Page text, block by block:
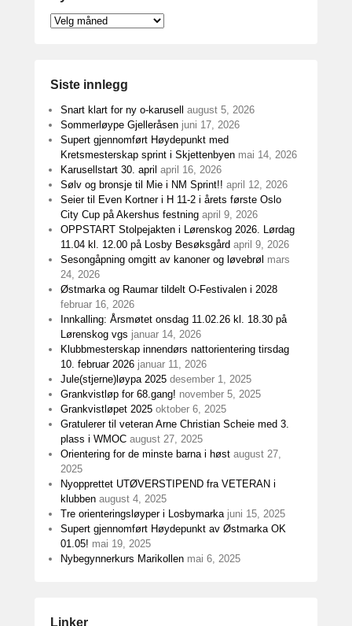
Nyhetsarkiv
Siste innlegg
Snart klart for ny o-karusell
august 5, 2026
Sommerløype Gjelleråsen juni 17, 2026
Supert gjennomført Høydepunkt med
Kretsmesterskap sprint i Skjettenbyen mai 14, 2026
Karusellstart 30. april april 16, 2026
Sølv og bronsje til Mie i NM Sprint!! april 12, 2026
Seier til Even Kortner i H 11-2 i årets første Oslo
City Cup på Akershus festning april 9, 2026
OPPSTART Stolpejakten i Lørenskog 2026. Lørdag
11.04 kl. 12.00 på Losby Besøksgård april 9, 2026
Sesongåpning omgitt av kanoner og løvebrøl mars
24, 2026
Østmarka og Raumar tildelt O-Festivalen i 2028
februar 16, 2026
Innkalling: Årsmøtet onsdag 11.02.26 kl. 18.30 på
Lørenskog vgs januar 14, 2026
Klubbmesterskap innendørs nattorientering tirsdag
10. februar 2026 januar 11, 2026
Jule(stjerne)løypa 2025 desember 1, 2025
Grankvistløp for 68.gang! november 5, 2025
Grankvistløpet 2025 oktober 6, 2025
Gratulerer til veteran Arne Christian Scheie med 3.
plass i WMOC august 27, 2025
Orientering for de minste barna i høst august 27,
2025
Nyopprettet UTØVERSTIPEND fra VETERAN i
klubben august 4, 2025
Tre orienteringsløyper i Losbymarka juni 15, 2025
Supert gjennomført Høydepunkt av Østmarka OK
01.05! mai 19, 2025
Nybegynnerkurs Marikollen mai 6, 2025
Linker